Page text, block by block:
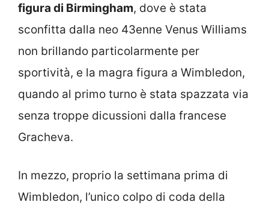
figura di Birmingham, dove è stata
sconfitta dalla neo 43enne Venus Williams
non brillando particolarmente per
sportività, e la magra figura a Wimbledon,
quando al primo turno è stata spazzata via
senza troppe dicussioni dalla francese
Gracheva.
In mezzo, proprio la settimana prima di
Wimbledon, l’unico colpo di coda della